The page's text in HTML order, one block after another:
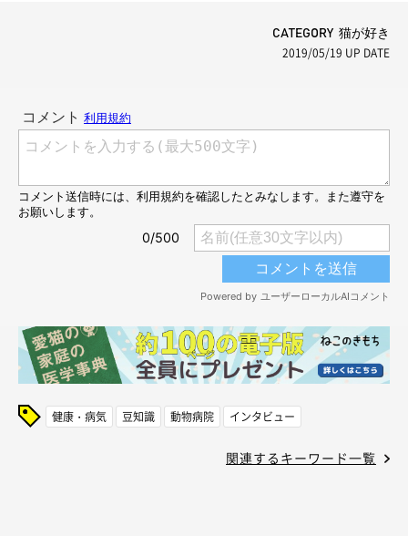
CATEGORY 猫が好き
2019/05/19 UP DATE
健康・病気 豆知識 動物病院 インタビュー
関連するキーワード一覧